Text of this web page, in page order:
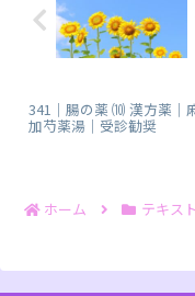
341｜腸の薬 ⑽ 漢方薬｜
加芍薬湯｜受診勧奨
ホーム テキス